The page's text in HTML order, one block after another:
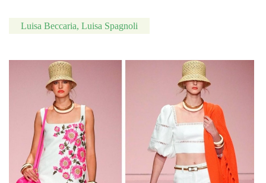
Luisa Beccaria, Luisa Spagnoli